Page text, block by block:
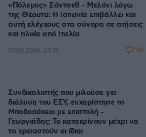
«Πόλεμος» Σάντσεθ - Μελόνι λόγω
της Θέουτα: Η Ισπανία επιβάλλει και
αυτή ελέγχους στα σύνορα σε πτήσεις
και πλοία από Ιταλία
07.08.2026, 23:19 48
Συνδικαλιστής που μιλούσε για
διάλυση του ΕΣΥ, ευχαρίστησε το
Μποδοσάκειο με επιστολή -
Γεωργιάδης: Το κατακρίνουν μέχρι να
το χρειαστούν οι ίδιοι